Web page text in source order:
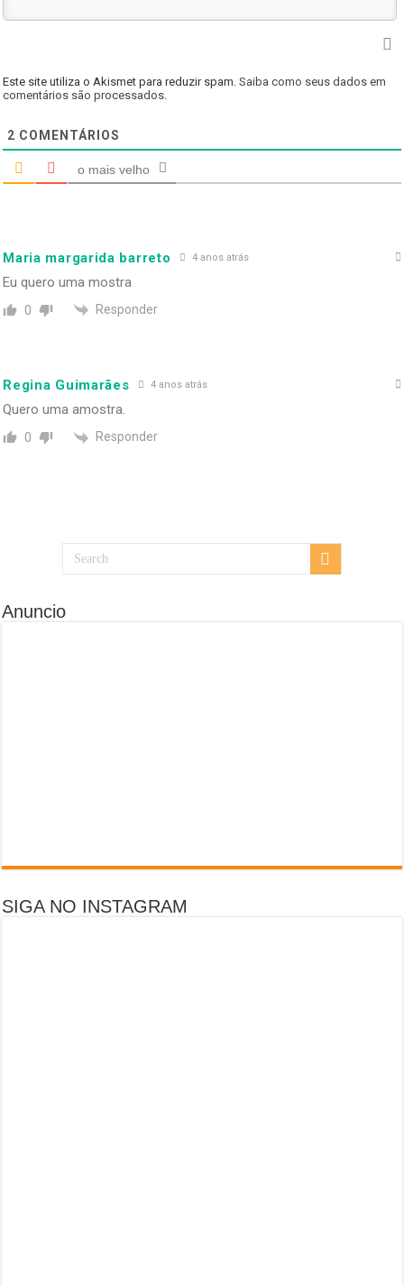
Este site utiliza o Akismet para reduzir spam.Saiba como seus dados em
comentários são processados.
2 COMENTÁRIOS
o mais velho
Maria margarida barreto 4 anos atrás
Eu quero uma mostra
0 Responder
Regina Guimarães 4 anos atrás
Quero uma amostra.
0 Responder
Anuncio
SIGA NO INSTAGRAM